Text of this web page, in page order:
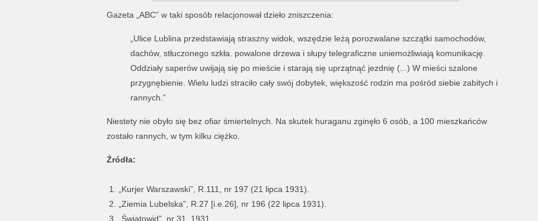
Gazeta „ABC” w taki sposób relacjonował dzieło zniszczenia:
„Ulice Lublina przedstawiają straszny widok, wszędzie leżą porozwalane szczątki samochodów,
dachów, stłuczonego szkła. powalone drzewa i słupy telegraficzne uniemożliwiają komunikację.
Oddziały saperów uwijają się po mieście i starają się uprzątnąć jezdnię (...) W mieści szalone
przygnębienie. Wielu ludzi straciło cały swój dobytek, większość rodzin ma pośród siebie zabitych i
rannych.”
Niestety nie obyło się bez ofiar śmiertelnych. Na skutek huraganu zginęło 6 osób, a 100 mieszkańców
zostało rannych, w tym kilku ciężko.
Źródła:
„Kurjer Warszawski”, R.111, nr 197 (21 lipca 1931).
„Ziemia Lubelska”, R.27 [i.e.26], nr 196 (22 lipca 1931).
„Światowid”, nr 31, 1931.